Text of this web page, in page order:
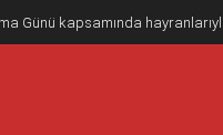
Günü kapsamında